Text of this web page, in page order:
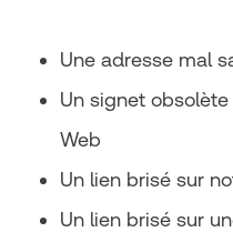
Une adresse mal
Un signet
Web
Un lien brisé sur
Un lien brisé sur